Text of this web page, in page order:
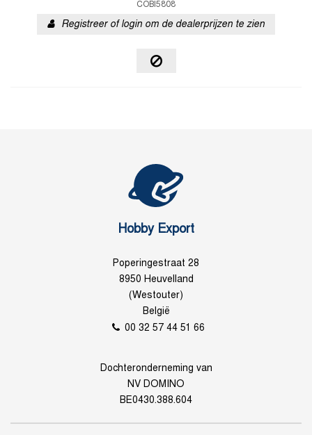
COBI5808
Registreer of login om de dealerprijzen te zien
Hobby Export
Poperingestraat 28
8950 Heuvelland
(Westouter)
België
00 32 57 44 51 66
Dochteronderneming van
NV DOMINO
BE0430.388.604